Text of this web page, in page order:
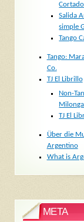
Salida
simple
Tango
Tango:
Co.
TJ El Librillo
Non-
TJ El
Über die
Argentino
What is
META